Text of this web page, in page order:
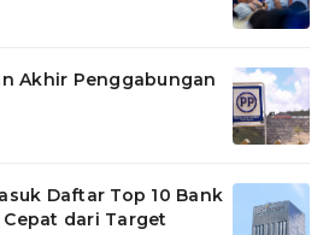
Akhir Penggabungan
Daftar Top 10 Bank
dari Target